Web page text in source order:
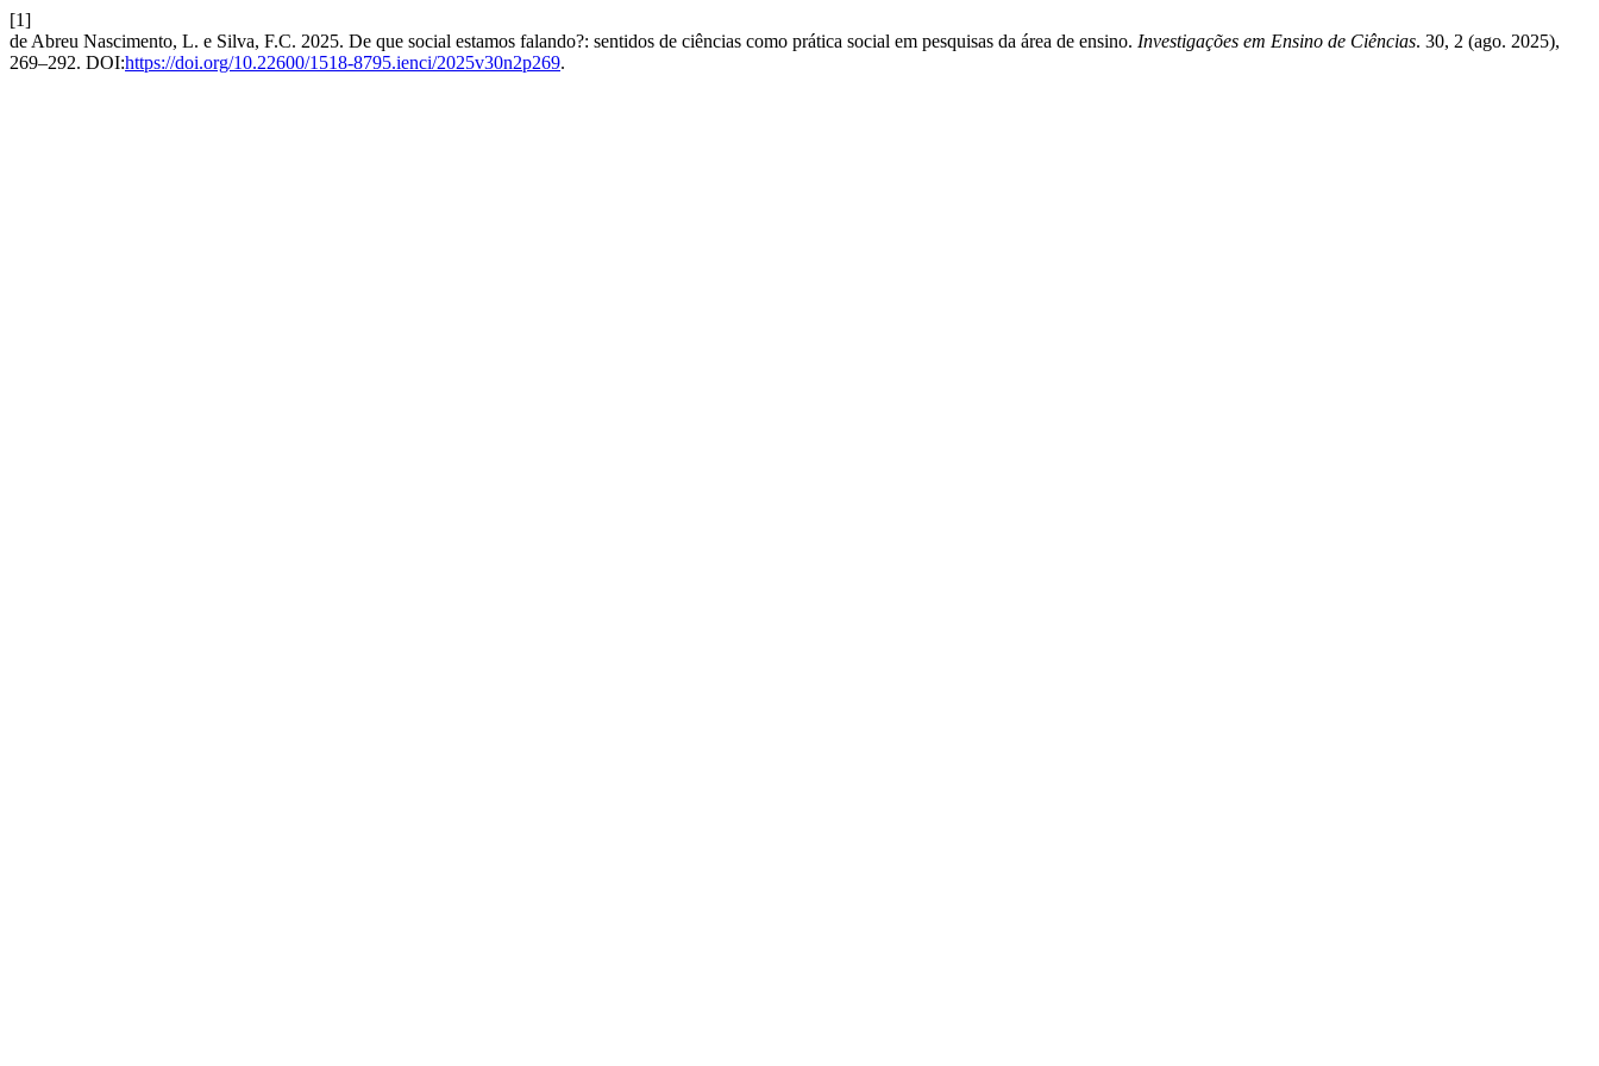
[1]
de Abreu Nascimento, L. e Silva, F.C. 2025. De que social estamos falando?: sentidos de ciências como prática social em pesquisas da área de ensino. Investigações em Ensino de Ciências. 30, 2 (ago. 2025),
269–292. DOI:https://doi.org/10.22600/1518-8795.ienci/2025v30n2p269.